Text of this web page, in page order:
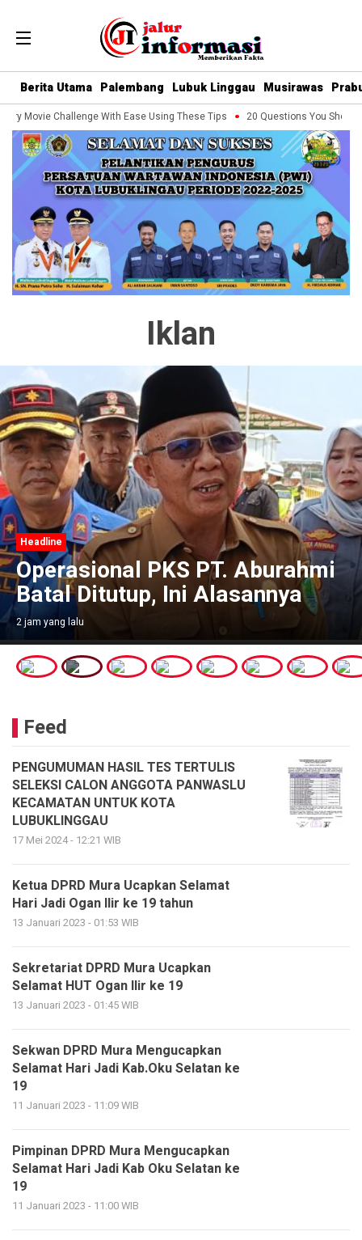
Berita Utama Palembang Lubuk Linggau Musirawas
Movie Challenge With Ease Using These Tips 20 Questions You Should
Iklan
Headline
Operasional PKS PT. Aburahmi
Batal Ditutup, Ini Alasannya
2 jam yang lalu
Feed
PENGUMUMAN HASIL TES TERTULIS
SELEKSI CALON ANGGOTA PANWASLU
KECAMATAN UNTUK KOTA
LUBUKLINGGAU
17 Mei 2024 - 12:21 WIB
Ketua DPRD Mura Ucapkan Selamat
Hari Jadi Ogan Ilir ke 19 tahun
13 Januari 2023 - 01:53 WIB
Sekretariat DPRD Mura Ucapkan
Selamat HUT Ogan Ilir ke 19
13 Januari 2023 - 01:45 WIB
Sekwan DPRD Mura Mengucapkan
Selamat Hari Jadi Kab.Oku Selatan ke
19
11 Januari 2023 - 11:09 WIB
Pimpinan DPRD Mura Mengucapkan
Selamat Hari Jadi Kab Oku Selatan ke
19
11 Januari 2023 - 11:00 WIB